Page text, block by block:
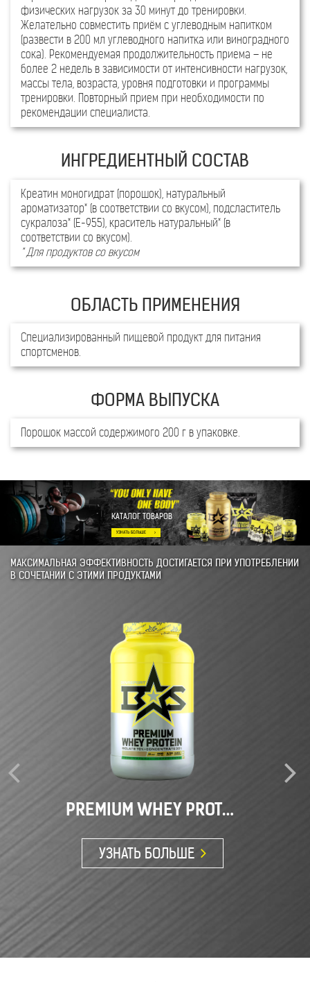
На 100г. продукта
100% 87г
ВКУС ПИЩЕВАЯ ЦЕННОСТЬ
100 ГРАММ
Без вкусовых
добавок
Креатин моногидрат
(креатин)
100 г (89,7 г)
С вкусовыми
добавками
Креатин моногидрат
(креатин)
– 5 г согласно «Единым санитарно-эпидемиологическим и
товарам, подлежащим санитарно-эпидемиологическому надзору
индивидуальная непереносимость компонентов, беременность,
возраст до 18 лет. Продолжительность приема: 4 недели, 2
консультация врача в период приема.
СПОСОБ
физических нагрузок за 30 минут до тренировки.
Желательно совместить приём с углеводным напитком
(развести в 200 мл углеводного напитка или виноградного
сока). Рекомендуемая продолжительность приема – не
более 2 недель в зависимости от интенсивности нагрузок,
массы тела, возраста, уровня подготовки и программы
тренировки. Повторный прием при необходимости по
рекомендации специалиста.
Креатин моногидрат (порошок), натуральный
ароматизатор* (в соответствии со вкусом), подсластитель
сукралоза* (Е-955), краситель натуральный* (в
соответствии со вкусом).
* Для продуктов со вкусом
Специализированный пищевой продукт для питания
спортсменов.
Порошок массой содержимого 200 г в упаковке.
КАТАЛОГ ТОВАРОВ
PREMIUM WHEY PROTEIN
УЗНАТЬ БОЛЬШЕ